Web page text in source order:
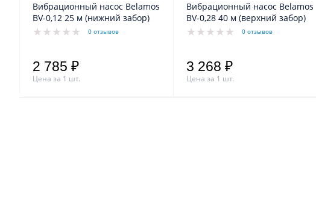
Вибрационный насос Belamos
BV-0,12 25 м (нижний забор)
0 отзывов
2 785 ₽
Цена за 1 шт.
Вибрационный насос Belamos
BV-0,28 40 м (верхний забор)
0 отзывов
3 268 ₽
Цена за 1 шт.